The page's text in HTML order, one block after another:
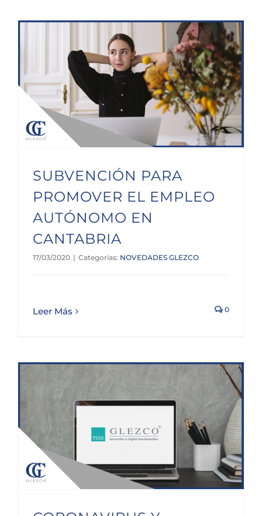
SUBVENCIÓN PARA
PROMOVER EL EMPLEO
AUTÓNOMO EN
CANTABRIA
17/03/2020 | Categorías: NOVEDADES GLEZCO
Leer Más 0